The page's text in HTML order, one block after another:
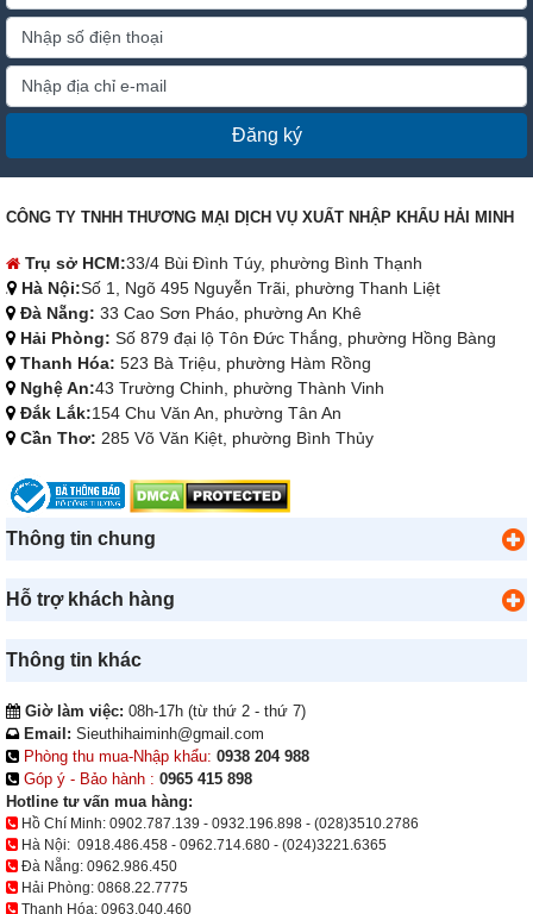
Đăng ký
CÔNG TY TNHH THƯƠNG MẠI DỊCH VỤ XUẤT NHẬP KHẨU HẢI MINH
Trụ sở HCM:33/4 Bùi Đình Túy, phường Bình Thạnh
Hà Nội:Số 1, Ngõ 495 Nguyễn Trãi, phường Thanh Liệt
Đà Nẵng: 33 Cao Sơn Pháo, phường An Khê
Hải Phòng: Số 879 đại lộ Tôn Đức Thắng, phường Hồng Bàng
Thanh Hóa: 523 Bà Triệu, phường Hàm Rồng
Nghệ An:43 Trường Chinh, phường Thành Vinh
Đắk Lắk:154 Chu Văn An, phường Tân An
Cần Thơ: 285 Võ Văn Kiệt, phường Bình Thủy
Thông tin chung
Hỗ trợ khách hàng
Thông tin khác
Giờ làm việc: 08h-17h (từ thứ 2 - thứ 7)
Email: Sieuthihaiminh@gmail.com
Phòng thu mua-Nhập khẩu: 0938 204 988
Góp ý - Bảo hành : 0965 415 898
Hotline tư vấn mua hàng:
Hồ Chí Minh: 0902.787.139 - 0932.196.898 - (028)3510.2786
Hà Nội: 0918.486.458 - 0962.714.680 - (024)3221.6365
Đà Nẵng: 0962.986.450
Hải Phòng: 0868.22.7775
Thanh Hóa: 0963.040.460